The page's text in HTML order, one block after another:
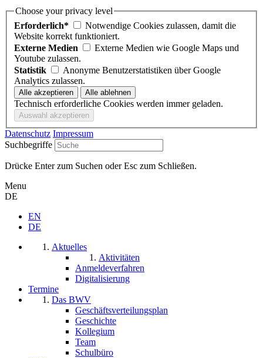
Choose your privacy level
Erforderlich*
Notwendige Cookies zulassen, damit die
Website korrekt funktioniert.
Externe Medien
Externe Medien wie Google Maps und
Youtube zulassen.
Statistik
Anonyme Benutzerstatistiken über Google
Analytics zulassen.
Technisch erforderliche Cookies werden immer geladen.
Datenschutz Impressum
Suchbegriffe
Drücke Enter zum Suchen oder Esc zum Schließen.
Menu
DE
EN
DE
Aktuelles
Aktivitäten
Anmeldeverfahren
Digitalisierung
Termine
Das BWV
Geschäftsverteilungsplan
Geschichte
Kollegium
Team
Schulbüro